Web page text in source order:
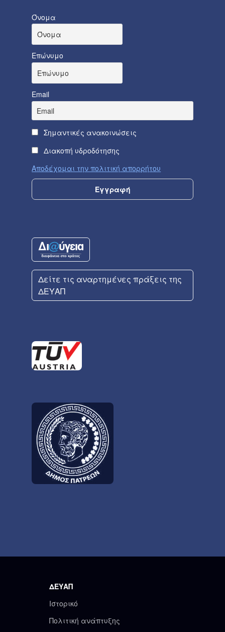
Όνομα
Επώνυμο
Email
Σημαντικές ανακοινώσεις
Διακοπή υδροδότησης
Αποδέχομαι την πολιτική απορρήτου
Δείτε τις αναρτημένες πράξεις της
ΔΕΥΑΠ
ΔΕΥΑΠ
Ιστορικό
Πολιτική ανάπτυξης